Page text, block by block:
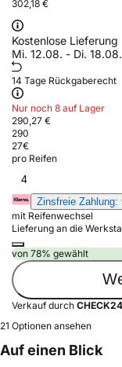
302,18 €
Kostenlose Lieferung
Mi. 12.08. - Di. 18.08.
14 Tage Rückgaberecht
Nur noch 8 auf Lager
290,27 €
290
27€
pro Reifen
4
Zinsfreie Zahlung:
mit Reifenwechsel
Lieferung an die
von 78% gewählt
Verkauf durch CHECK24
21 Optionen ansehen
Auf einen Blick